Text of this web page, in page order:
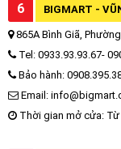
6 BIGMART -
865A Bình Giã,
Tel: 0933.93.93.67-
Bảo hành:
Email:
Thời gian mở cửa: